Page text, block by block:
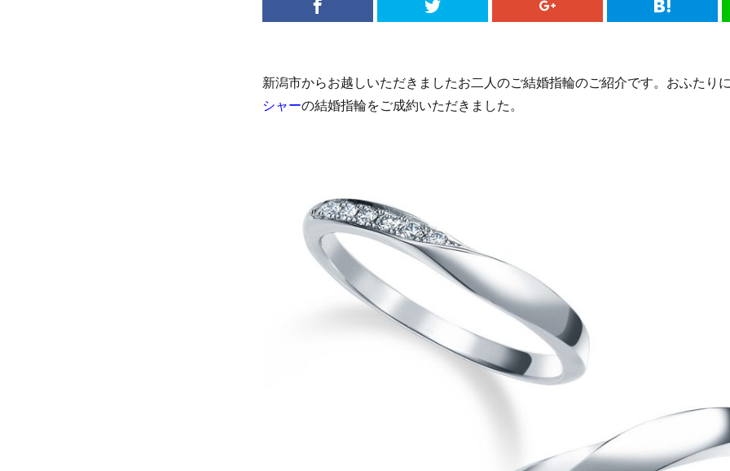
新潟市からお越しいただきましたお二人のご結婚指輪のご紹介です。おふたり
シャーの結婚指輪をご成約いただきました。